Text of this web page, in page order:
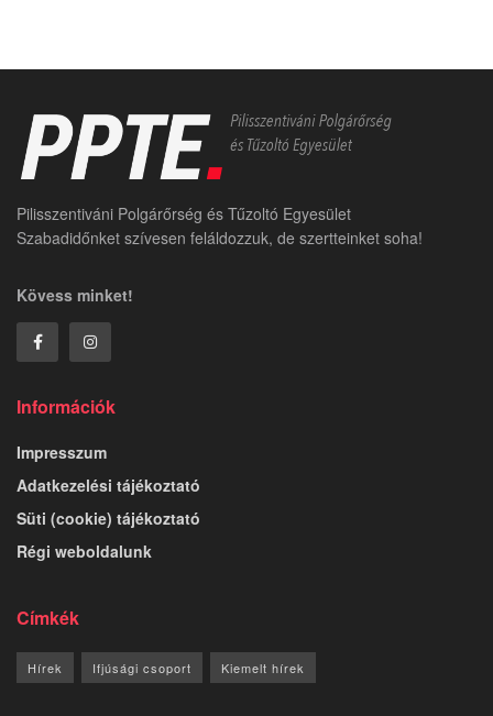
Pilisszentiváni Polgárőrség és Tűzoltó Egyesület
Szabadidőnket szívesen feláldozzuk, de szertteinket soha!
Kövess minket!
Információk
Impresszum
Adatkezelési tájékoztató
Süti (cookie) tájékoztató
Régi weboldalunk
Címkék
Hírek Ifjúsági csoport Kiemelt hírek